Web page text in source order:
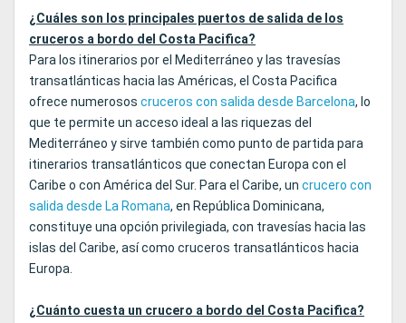
¿Cuáles son los principales puertos de salida de los
cruceros a bordo del Costa Pacifica?
Para los itinerarios por el Mediterráneo y las travesías
transatlánticas hacia las Américas, el Costa Pacifica
ofrece numerosos cruceros con salida desde Barcelona, lo
que te permite un acceso ideal a las riquezas del
Mediterráneo y sirve también como punto de partida para
itinerarios transatlánticos que conectan Europa con el
Caribe o con América del Sur. Para el Caribe, un crucero con
salida desde La Romana, en República Dominicana,
constituye una opción privilegiada, con travesías hacia las
islas del Caribe, así como cruceros transatlánticos hacia
Europa.
¿Cuánto cuesta un crucero a bordo del Costa Pacifica?